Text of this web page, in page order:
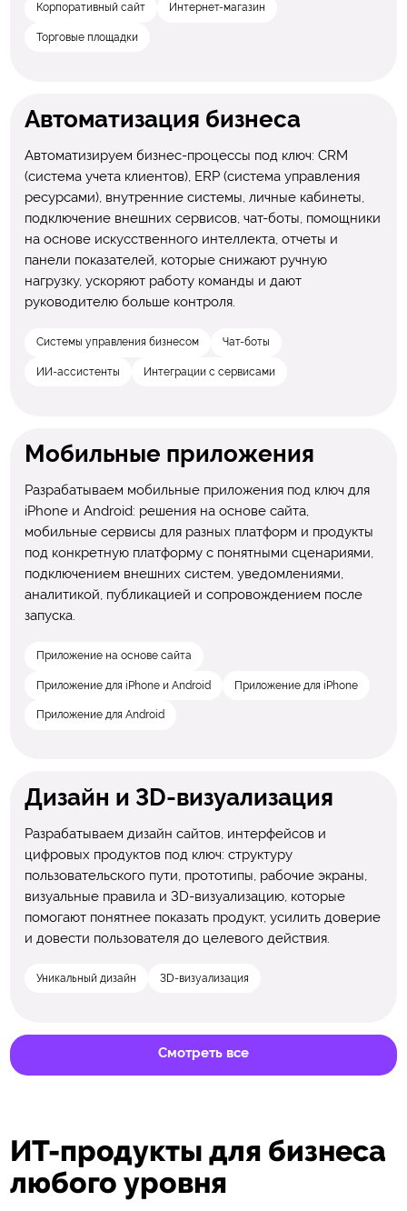
Корпоративный сайт Интернет-магазин
Торговые площадки
Автоматизация бизнеса
Автоматизируем бизнес-процессы под ключ: CRM
(система учета клиентов), ERP (система управления
ресурсами), внутренние системы, личные кабинеты,
подключение внешних сервисов, чат-боты, помощники
на основе искусственного интеллекта, отчеты и
панели показателей, которые снижают ручную
нагрузку, ускоряют работу команды и дают
руководителю больше контроля.
Системы управления бизнесом Чат-боты
ИИ-ассистенты Интеграции с сервисами
Мобильные приложения
Разрабатываем мобильные приложения под ключ для
iPhone и Android: решения на основе сайта,
мобильные сервисы для разных платформ и продукты
под конкретную платформу с понятными сценариями,
подключением внешних систем, уведомлениями,
аналитикой, публикацией и сопровождением после
запуска.
Приложение на основе сайта
Приложение для iPhone и Android Приложение для iPhone
Приложение для Android
Дизайн и 3D-визуализация
Разрабатываем дизайн сайтов, интерфейсов и
цифровых продуктов под ключ: структуру
пользовательского пути, прототипы, рабочие экраны,
визуальные правила и 3D-визуализацию, которые
помогают понятнее показать продукт, усилить доверие
и довести пользователя до целевого действия.
Уникальный дизайн 3D-визуализация
Смотреть все
ИТ-продукты для бизнеса
любого уровня